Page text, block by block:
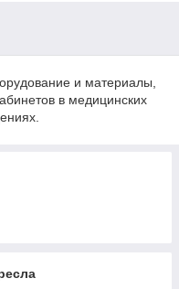
и материалы,
в медицинских